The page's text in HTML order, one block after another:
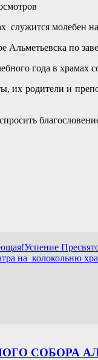
молебен на
Альметьевска по
года в храмах
их родители и
на колокольню
СОБОРА